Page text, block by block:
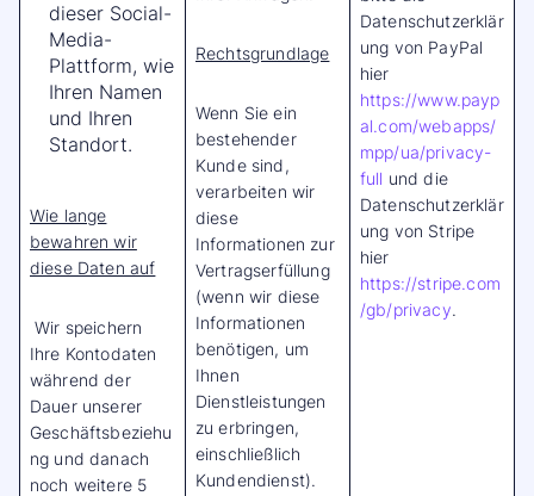
dieser Social-
Media-
Plattform, wie
Ihren Namen
und Ihren
Standort.
Wie lange
bewahren wir
diese Daten auf
Wir speichern
Ihre Kontodaten
während der
Dauer unserer
Geschäftsbeziehu
ng und danach
noch weitere 5
Rechtsgrundlage
Wenn Sie ein
bestehender
Kunde sind,
verarbeiten wir
diese
Informationen zur
Vertragserfüllung
(wenn wir diese
Informationen
benötigen, um
Ihnen
Dienstleistungen
zu erbringen,
einschließlich
Kundendienst).
Datenschutzerklär
ung von PayPal
hier
https://www.payp
al.com/webapps/
mpp/ua/privacy-
full und die
Datenschutzerklär
ung von Stripe
hier
https://stripe.com
/gb/privacy.